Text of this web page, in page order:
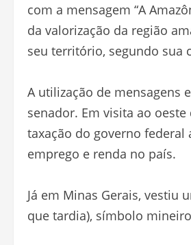
com a mensagem “A
da valorização da região
seu território, segundo sua
A utilização de mensagens
senador. Em visita ao
taxação do governo
emprego e renda no país.
Já em Minas Gerais, vestiu
que tardia), símbolo